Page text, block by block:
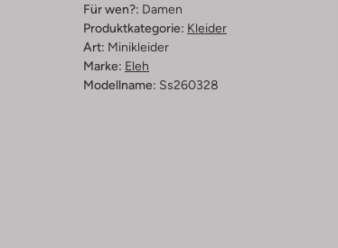
Für wen?: Damen
Produktkategorie: Kleider
Art: Minikleider
Marke: Eleh
Modellname: Ss260328